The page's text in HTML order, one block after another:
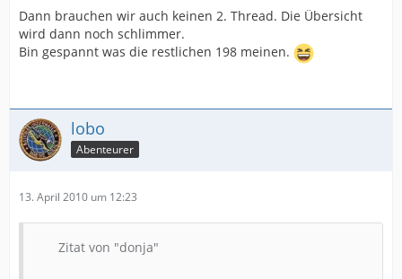
Dann brauchen wir auch keinen 2. Thread. Die Übersicht
wird dann noch schlimmer.
Bin gespannt was die restlichen 198 meinen.
lobo
Abenteurer
13. April 2010 um 12:23
Zitat von "donja"